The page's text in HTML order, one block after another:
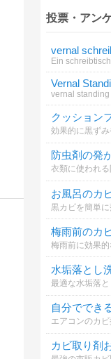
投票・アン
vernal
Vernal
クッション
効果的に黒ず
防虫剤の発
お風呂のカ
黒カビを簡単
梅雨前のカ
梅雨前に効果
水垢落とし
最適な水垢落
自分ででき
エアコンのカ
カビ取り剤